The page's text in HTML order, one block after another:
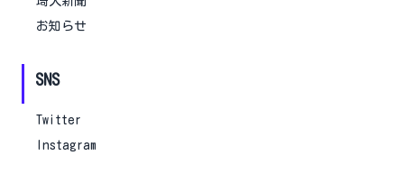
お知らせ
SNS
Twitter
Instagram